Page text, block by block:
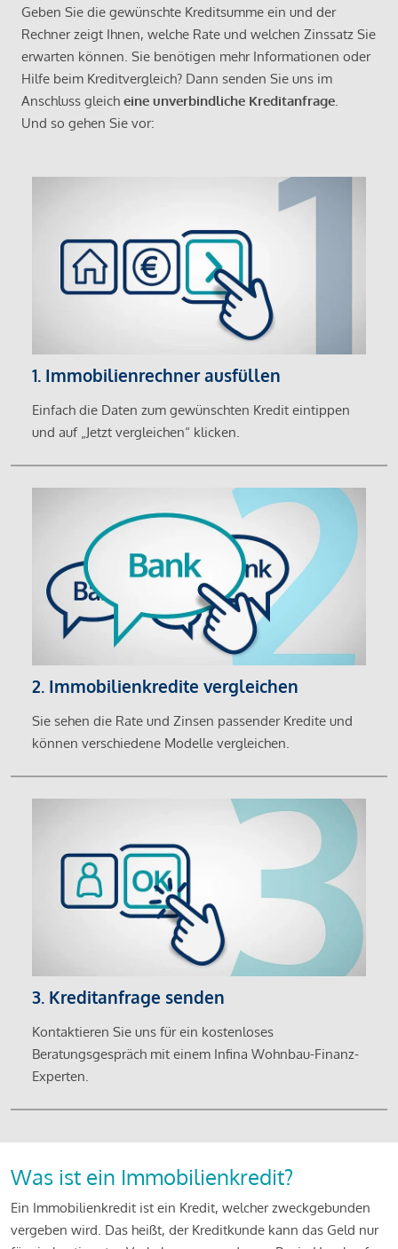
Geben Sie die gewünschte Kreditsumme ein und der
Rechner zeigt Ihnen, welche Rate und welchen Zinssatz Sie
erwarten können. Sie benötigen mehr Informationen oder
Hilfe beim Kreditvergleich? Dann senden Sie uns im
Anschluss gleich eine unverbindliche Kreditanfrage.
Und so gehen Sie vor:
1. Immobilienrechner ausfüllen
Einfach die Daten zum gewünschten Kredit eintippen
und auf „Jetzt vergleichen“ klicken.
2. Immobilienkredite vergleichen
Sie sehen die Rate und Zinsen passender Kredite und
können verschiedene Modelle vergleichen.
3. Kreditanfrage senden
Kontaktieren Sie uns für ein kostenloses
Beratungsgespräch mit einem Infina Wohnbau-Finanz-
Experten.
Was ist ein Immobilienkredit?
Ein Immobilienkredit ist ein Kredit, welcher zweckgebunden
vergeben wird. Das heißt, der Kreditkunde kann das Geld nur